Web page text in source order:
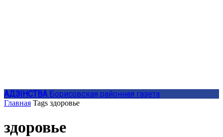
АДЗIНСТВА Борисовская районная газета
Главная Tags здоровье
здоровье